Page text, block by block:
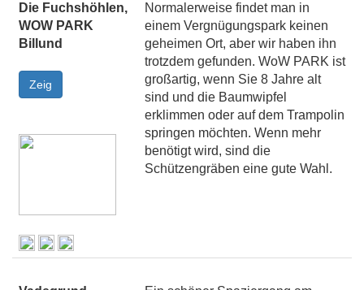
Die Fuchshöhlen,
WOW PARK
Billund
Normalerweise findet man in
einem Vergnügungspark keinen
geheimen Ort, aber wir haben ihn
trotzdem gefunden. WoW PARK ist
großartig, wenn Sie 8 Jahre alt
sind und die Baumwipfel
erklimmen oder auf dem Trampolin
springen möchten. Wenn mehr
benötigt wird, sind die
Schützengräben eine gute Wahl.